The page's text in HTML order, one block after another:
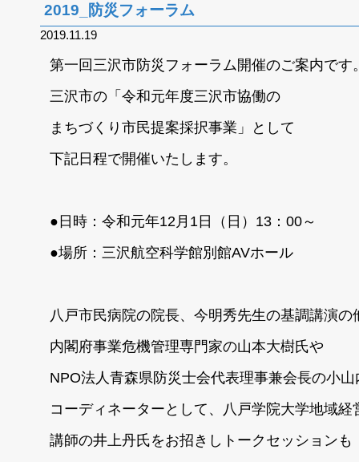
2019_防災フォーラム
2019.11.19
第一回三沢市防災フォーラム開催のご案内です
三沢市の「令和元年度三沢市協働の
まちづくり市民提案採択事業」として
下記日程で開催いたします。
●日時：令和元年12月1日（日）13：00～
●場所：三沢航空科学館別館AVホール
八戸市民病院の院長、今明秀先生の基調講演の
内閣府事業危機管理専門家の山本大樹氏や
NPO法人青森県防災士会代表理事兼会長の小
コーディネーターとして、八戸学院大学地域経
講師の井上丹氏をお招きしトークセッションも